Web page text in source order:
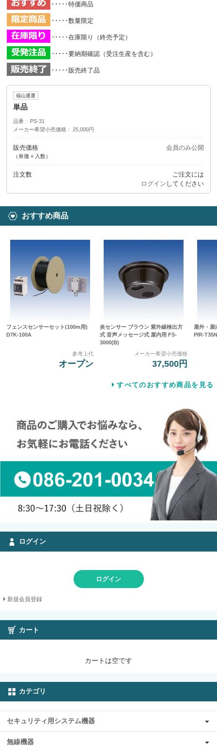
･････特価商品
･････数量限定
･････在庫限り（終売予定）
･････要納期確認（受注生産を含む）
･････販売終了品
福山通運
単品
品番
PS-31
メーカー希望小売価格
25,000円
販売価格
（単価 × 入数）
会員のみ公開
注文数
ご注文には
ログイン してください
おすすめ商品
フェンスセンサーセット(100m用)
D7K-100A
参考上代
オープン
炎センサー ブラウン 紫外線検出方
式 音声メッセージ式 屋内用 FS-
3000(B)
メーカー希望小売価格
37,500円
屋外・屋
PIR-
すべてのおすすめ商品を見る
ログイン
ログイン
新規会員登録
カート
カートは空です
カテゴリ
セキュリティ用システム機器
無線機器